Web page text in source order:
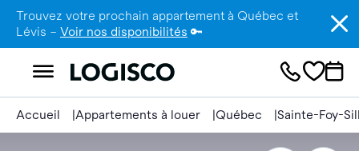
Trouvez votre prochain appartement à Québec et
Lévis – Voir nos disponibilités 🔑
Accueil Appartements à louer Québec Sainte-Foy-